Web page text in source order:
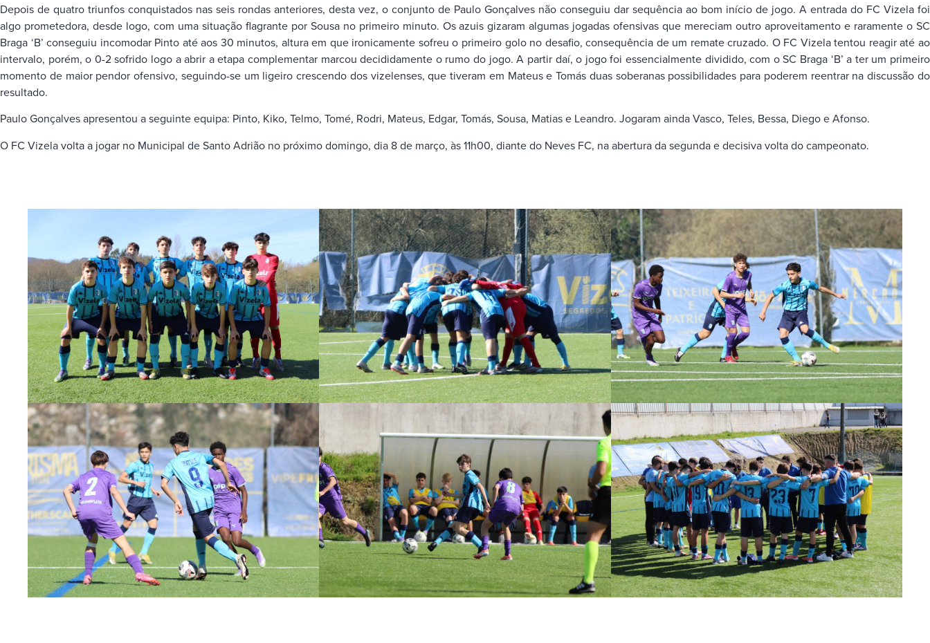
Depois de quatro triunfos conquistados nas seis rondas anteriores, desta vez, o conjunto de Paulo Gonçalves não conseguiu dar sequência ao bom início de jogo. A entrada do FC Vizela foi
algo prometedora, desde logo, com uma situação flagrante por Sousa no primeiro minuto. Os azuis gizaram algumas jogadas ofensivas que mereciam outro aproveitamento e raramente o SC
Braga ‘B’ conseguiu incomodar Pinto até aos 30 minutos, altura em que ironicamente sofreu o primeiro golo no desafio, consequência de um remate cruzado. O FC Vizela tentou reagir até ao
intervalo, porém, o 0-2 sofrido logo a abrir a etapa complementar marcou decididamente o rumo do jogo. A partir daí, o jogo foi essencialmente dividido, com o SC Braga ‘B’ a ter um primeiro
momento de maior pendor ofensivo, seguindo-se um ligeiro crescendo dos vizelenses, que tiveram em Mateus e Tomás duas soberanas possibilidades para poderem reentrar na discussão do
resultado.
Paulo Gonçalves apresentou a seguinte equipa: Pinto, Kiko, Telmo, Tomé, Rodri, Mateus, Edgar, Tomás, Sousa, Matias e Leandro. Jogaram ainda Vasco, Teles, Bessa, Diego e Afonso.
O FC Vizela volta a jogar no Municipal de Santo Adrião no próximo domingo, dia 8 de março, às 11h00, diante do Neves FC, na abertura da segunda e decisiva volta do campeonato.